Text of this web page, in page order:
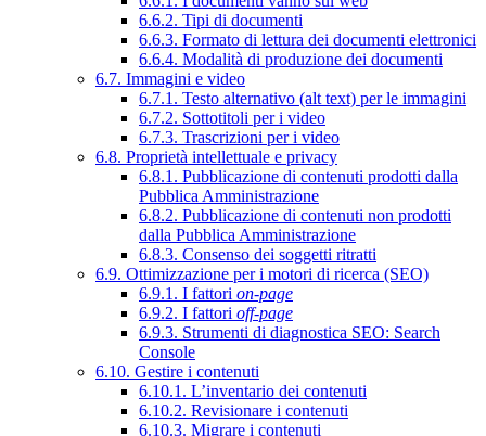
6.6.2. Tipi di documenti
6.6.3. Formato di lettura dei documenti elettronici
6.6.4. Modalità di produzione dei documenti
6.7. Immagini e video
6.7.1. Testo alternativo (alt text) per le immagini
6.7.2. Sottotitoli per i video
6.7.3. Trascrizioni per i video
6.8. Proprietà intellettuale e privacy
6.8.1. Pubblicazione di contenuti prodotti dalla
Pubblica Amministrazione
6.8.2. Pubblicazione di contenuti non prodotti
dalla Pubblica Amministrazione
6.8.3. Consenso dei soggetti ritratti
6.9. Ottimizzazione per i motori di ricerca (SEO)
6.9.1. I fattori on-page
6.9.2. I fattori off-page
6.9.3. Strumenti di diagnostica SEO: Search
Console
6.10. Gestire i contenuti
6.10.1. L’inventario dei contenuti
6.10.2. Revisionare i contenuti
6.10.3. Migrare i contenuti